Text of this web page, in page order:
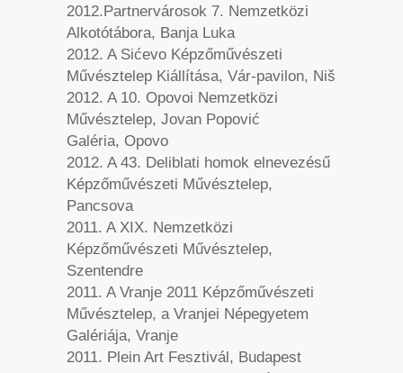
2012.Partnervárosok 7. Nemzetközi
Alkotótábora, Banja Luka
2012. A Sićevo Képzőművészeti
Művésztelep Kiállítása, Vár-pavilon, Niš
2012. A 10. Opovoi Nemzetközi
Művésztelep, Jovan Popović
Galéria, Opovo
2012. A 43. Deliblati homok elnevezésű
Képzőművészeti Művésztelep,
Pancsova
2011. A XIX. Nemzetközi
Képzőművészeti Művésztelep,
Szentendre
2011. A Vranje 2011 Képzőművészeti
Művésztelep, a Vranjei Népegyetem
Galériája, Vranje
2011. Plein Art Fesztivál, Budapest